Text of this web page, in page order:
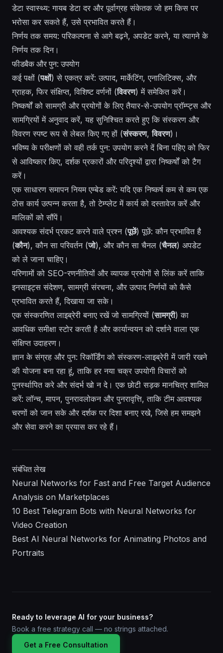
डेटा स्वास्थ्य: गायब डेटा दर और पूर्वाग्रह संकेतक जो हम किस पर
भरोसा कर सकते हैं, उसे प्रभावित करते हैं।
निर्णय तक समय: परिकल्पना से आगे बढ़ने, अपडेट करने, या त्यागने के
निर्णय तक दिन।
फीडबैक और पुन: उपयोग
कई पक्षों (पक्षों) से एकत्र करें: उत्पाद, मार्केटिंग, एनालिटिक्स, और
ग्राहक, फिर संक्षिप्त, विशिष्ट वर्णनों (विवरण) में समेकित करें।
निष्कर्षों को सामग्री और प्रयोगों के लिए तैयार-से-उपयोग प्रॉम्प्ट्स और
सामग्रियों में अनुवाद करें, यह सुनिश्चित करते हुए कि संस्करण और
विवरण स्पष्ट रूप से लेबल किए गए हों (संस्करण,विवरण)।
भविष्य के परीक्षणों को वही तर्क पुन: उपयोग करने दें बिना पहिए को फिर
से आविष्कार किए, दर्शक प्रकारों और परिदृश्यों द्वारा निष्कर्षों को टैग
करें।
एक साधारण समापन नियम एम्बेड करें: यदि एक निष्कर्ष कम से कम एक
ठोस कार्य उत्पन्न करता है, तो टेम्प्लेट में कार्य को दस्तावेज करें और
मालिकों को सौंपें।
आवश्यक संदर्भ प्रकट करने वाले प्रश्न (पूछें) पूछें: कौन प्रभावित है
(कौन), कौन सा परिवर्तन (जो), और कौन सा चैनल (चैनल) अपडेट
को ले जाना चाहिए।
परिणामों को SEO-रणनीतियों और व्यापक प्रयोगों से लिंक करें ताकि
इनसाइट्स संदेशण, सामग्री संरचना, और उत्पाद निर्णयों को कैसे
प्रभावित करते हैं, दिखाया जा सके।
एक संस्करणित लाइब्रेरी बनाए रखें जो सामग्रियों (सामग्री) का
आवधिक समीक्षा स्टोर करती है और कार्यान्वयन को दर्शाने वाला एक
संक्षिप्त उदाहरण।
ज्ञान के संग्रह और पुन: रिकॉर्डिंग को संस्करण-लाइब्रेरी में जारी रखने
की योजना बना रहा हूं, ताकि हर नया चक्र उपयोगी विचारों को
पुनर्स्थापित करे और संदर्भ खो न दे। एक छोटी सड़क मानचित्र शामिल
करें: लॉन्च, मापन, पुनरावलोकन और पुनरावृत्ति, ताकि टीम आवश्यक
चरणों को जान सके और दर्शक पर दिशा बनाए रखे, जिसे हम समझने
और सेवा करने का प्रयास कर रहे हैं।
संबंधित लेख
Neural Networks for Fast and Free Target Audience
Analysis on Marketplaces
10 Best Telegram Bots with Neural Networks for
Video Creation
Best AI Neural Networks for Animating Photos and
Portraits
Ready to leverage AI for your business?
Book a free strategy call — no strings attached.
Get a Free Consultation